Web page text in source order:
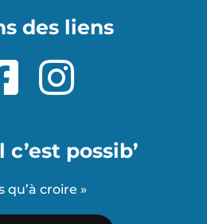
des liens
c’est possib’
qu’à croire »